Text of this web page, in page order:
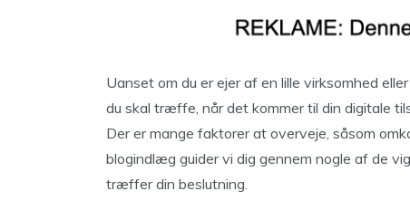
Uanset om du er ejer af en lille virksomhed
du skal træffe, når det kommer til din digitale
Der er mange faktorer at overveje, såsom
blogindlæg guider vi dig gennem nogle af de
træffer din beslutning.